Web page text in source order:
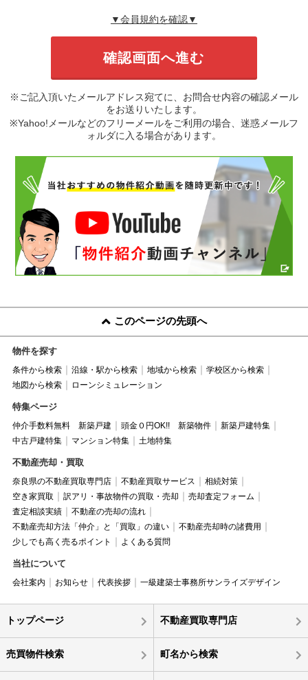
▼会員規約を確認▼
※ご記入頂いたメールアドレス宛てに、お問合せ内容の確認メール
をお送りいたします。
※Yahoo!メールなどのフリーメールをご利用の場合、迷惑メールフ
ォルダに入る場合があります。
このページの先頭へ
物件を探す
条件から検索 沿線・駅から検索 地域から検索
学校区から検索
地図から検索
ローンシミュレーション
特集ページ
仲介手数料無料 新築戸建 頭金０円OK!! 新築物件
新築戸建特集
中古戸建特集
マンション特集 土地特集
不動産売却・買取
奈良県の不動産買取専門店 不動産買取サービス
相続対策
空き家買取
訳アリ・事故物件の買取・売却
売却査定フォーム
査定相談実績
不動産の売却の流れ
不動産売却方法「仲介」と「買取」の違い
不動産売却時の諸費用
少しでも高く売るポイント
よくある質問
当社について
会社案内 お知らせ 代表挨拶 一級建築士事務所サンライズデザイン
トップページ 不動産買取専門店
売買物件検索 町名から検索